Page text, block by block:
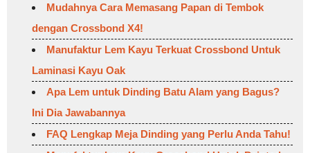
Mudahnya Cara Memasang Papan di Tembok
dengan Crossbond X4!
Manufaktur Lem Kayu Terkuat Crossbond Untuk
Laminasi Kayu Oak
Apa Lem untuk Dinding Batu Alam yang Bagus?
Ini Dia Jawabannya
FAQ Lengkap Meja Dinding yang Perlu Anda Tahu!